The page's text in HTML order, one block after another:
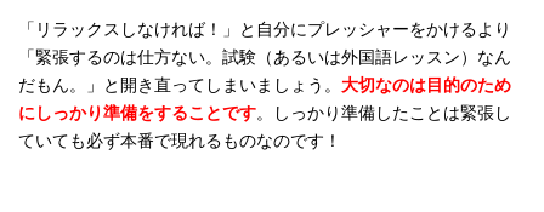
「リラックスしなければ！」と自分にプレッシャーをかけるより
「緊張するのは仕方ない。試験（あるいは外国語レッスン）なん
だもん。」と開き直ってしまいましょう。 大切なのは目的のため
にしっかり準備をすることです。しっかり準備したことは緊張し
ていても必ず本番で現れるものなのです！